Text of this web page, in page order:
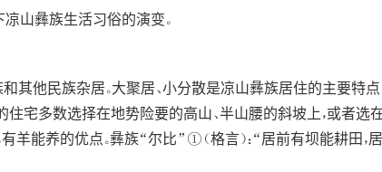
山彝族生活习俗的演变。
他民族杂居。大聚居、小分散是凉山彝族居住的主要特点
宅多数选择在地势险要的高山、半山腰的斜坡上，或者选
有羊能养的优点。彝族“尔比”①（格言）：“居前有坝能耕田